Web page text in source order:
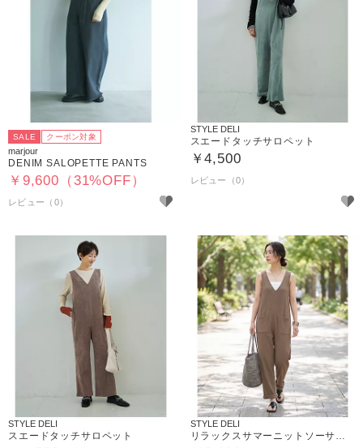
SALE クーポン対象
marjour
DENIM SALOPETTE PANTS
￥9,600（31%OFF）
STYLE DELI
スエードタッチサロペット
￥4,500
STYLE DELI
スエードタッチサロペット
STYLE DELI